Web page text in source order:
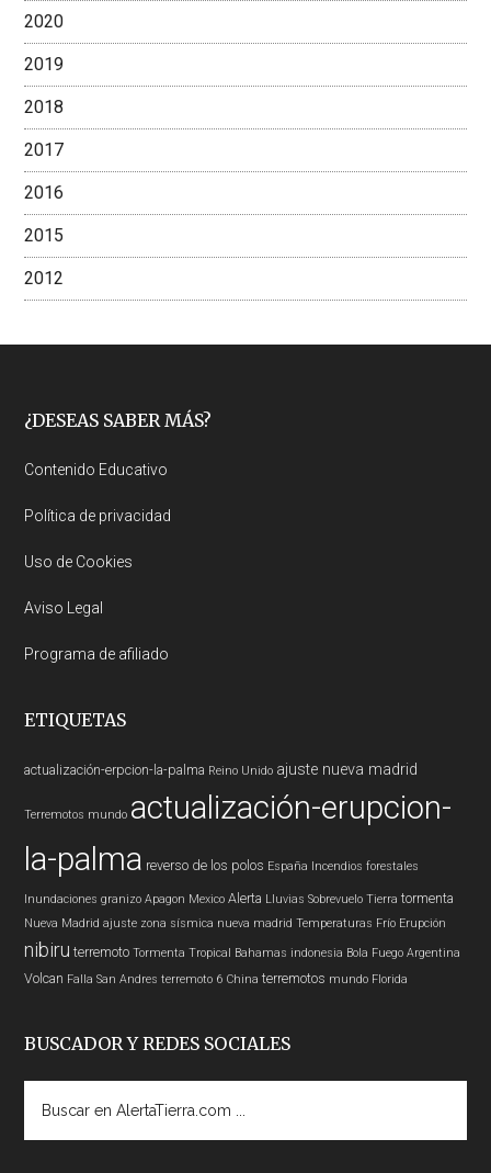
2020
2019
2018
2017
2016
2015
2012
Footer
¿DESEAS SABER MÁS?
Contenido Educativo
Política de privacidad
Uso de Cookies
Aviso Legal
Programa de afiliado
ETIQUETAS
actualización-erpcion-la-palma Reino Unido ajuste nueva madrid
Terremotos mundo actualización-erupcion-
la-palma reverso de los polos España Incendios forestales
Inundaciones granizo Apagon Mexico Alerta Lluvias Sobrevuelo Tierra tormenta
Nueva Madrid ajuste zona sísmica nueva madrid Temperaturas Frío Erupción
nibiru terremoto Tormenta Tropical Bahamas indonesia Bola Fuego Argentina
Volcan Falla San Andres terremoto 6 China terremotos mundo Florida
BUSCADOR Y REDES SOCIALES
AlertaTierra.com